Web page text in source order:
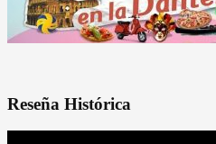
Reseña Histórica